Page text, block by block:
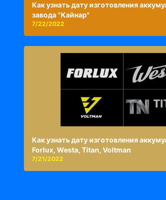
Как узнать дату изготовления
завода "Кайнар"
7/22/2022
Как узнать дату изготовления
Forlux, Westa, Titan, Voltman
7/21/2022